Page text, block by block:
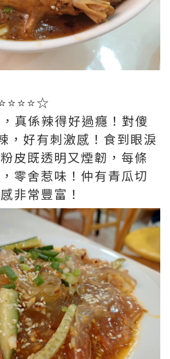
真係辣得好過癮！對傻
，好有刺激感！食到眼淚
皮既透明又煙韌，每條
零舍惹味！仲有青瓜切
非常豐富！